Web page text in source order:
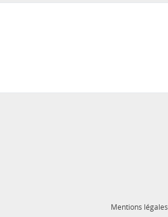
Mentions légales